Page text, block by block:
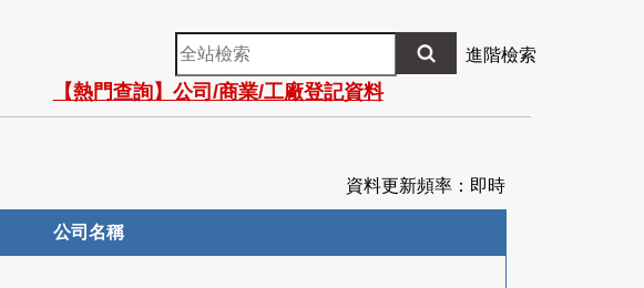
全
站
檢
索
進階檢索
【熱門查詢】公司/商業/工廠登記資料
資料更新頻率：即時
公司名稱